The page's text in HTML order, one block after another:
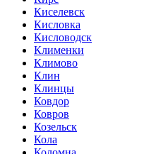
Киселевск
Кисловка
Кисловодск
Клименки
Климово
Клин
Клинцы
Ковдор
Ковров
Козельск
Кола